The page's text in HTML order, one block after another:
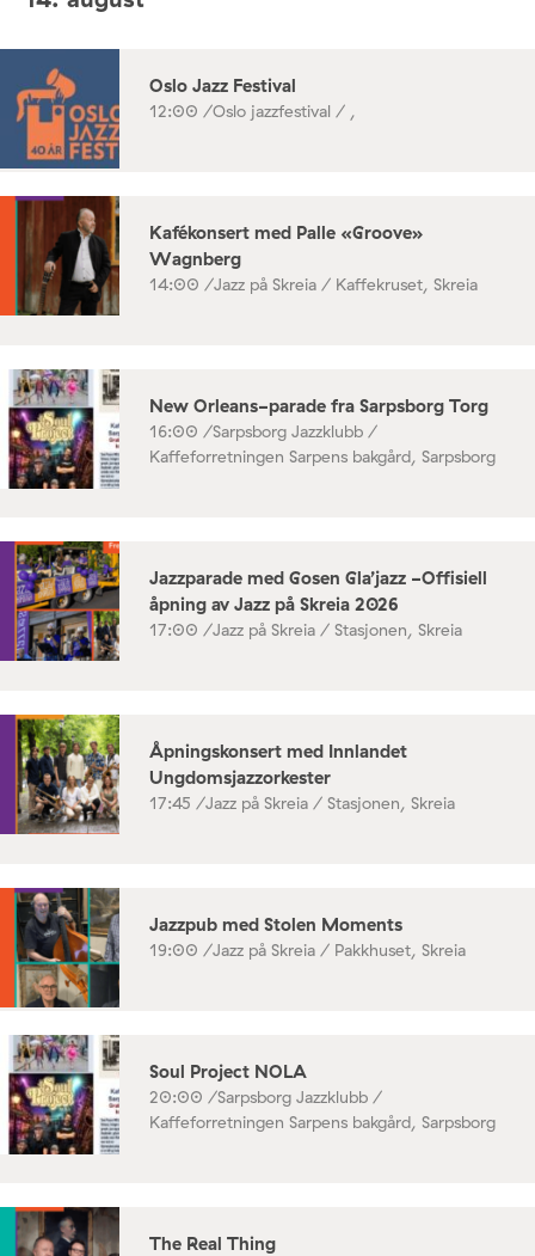
Oslo Jazz Festival
12:00 /Oslo jazzfestival / ,
Kafékonsert med Palle «Groove»
Wagnberg
14:00 /Jazz på Skreia / Kaffekruset, Skreia
New Orleans-parade fra Sarpsborg Torg
16:00 /Sarpsborg Jazzklubb /
Kaffeforretningen Sarpens bakgård, Sarpsborg
Jazzparade med Gosen Gla’jazz -Offisiell
åpning av Jazz på Skreia 2026
17:00 /Jazz på Skreia / Stasjonen, Skreia
Åpningskonsert med Innlandet
Ungdomsjazzorkester
17:45 /Jazz på Skreia / Stasjonen, Skreia
Jazzpub med Stolen Moments
19:00 /Jazz på Skreia / Pakkhuset, Skreia
Soul Project NOLA
20:00 /Sarpsborg Jazzklubb /
Kaffeforretningen Sarpens bakgård, Sarpsborg
The Real Thing